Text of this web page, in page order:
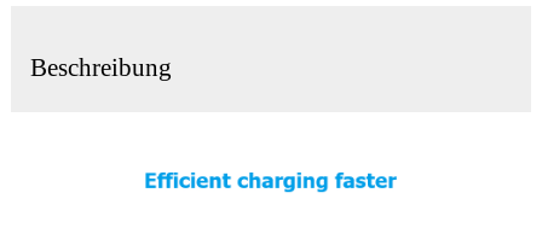
Beschreibung